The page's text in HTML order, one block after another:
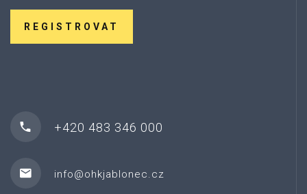
REGISTROVAT
+420 483 346 000
info@ohkjablonec.cz